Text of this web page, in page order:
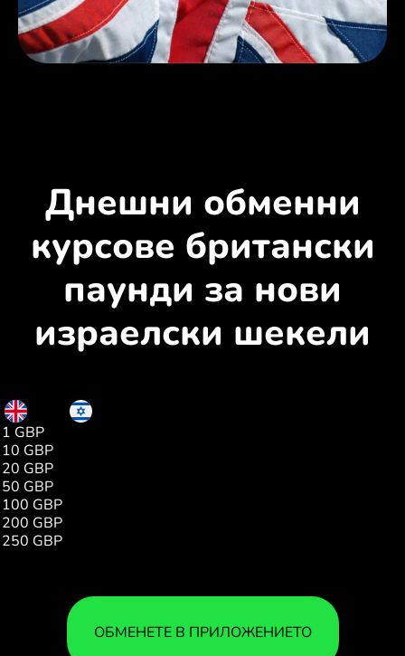
Днешни обменни
курсове британски
паунди за нови
израелски шекели
GBP
ILS
1 GBP
10 GBP
20 GBP
50 GBP
100 GBP
200 GBP
250 GBP
ОБМЕНЕТЕ В ПРИЛОЖЕНИЕТО